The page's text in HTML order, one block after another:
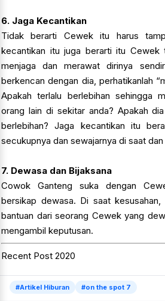
6. Jaga Kecantikan
Tidak berarti Cewek itu harus
kecantikan itu juga berarti itu Cewek
menjaga dan merawat dirinya
berkencan dengan dia, perhatikanlah
Apakah terlalu berlebihan sehingga
orang lain di sekitar anda? Apakah
berlebihan? Jaga kecantikan itu
secukupnya dan sewajarnya di saat
7. Dewasa dan Bijaksana
Cowok Ganteng suka dengan
bersikap dewasa. Di saat
bantuan dari seorang Cewek yang
mengambil keputusan.
Recent Post 2020
#Artikel Hiburan #on the spot 7